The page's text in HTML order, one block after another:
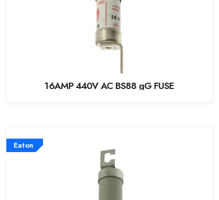
16AMP 440V AC BS88 gG FUSE
Eaton